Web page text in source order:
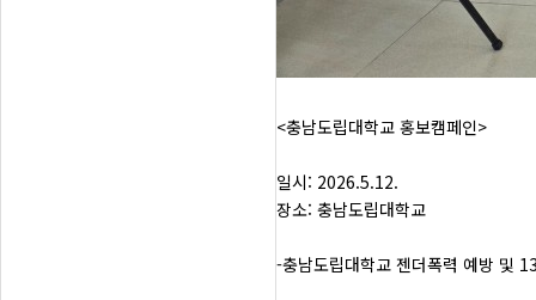
<충남도립대학교 홍보캠페인>
일시: 2026.5.12.
장소: 충남도립대학교
-충남도립대학교 젠더폭력 예방 및